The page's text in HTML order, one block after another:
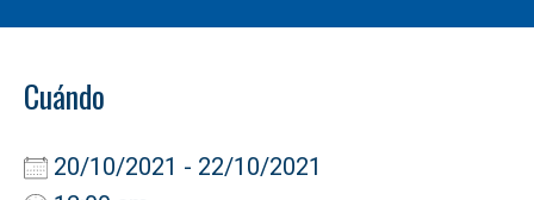
Cuándo
20/10/2021 - 22/10/2021